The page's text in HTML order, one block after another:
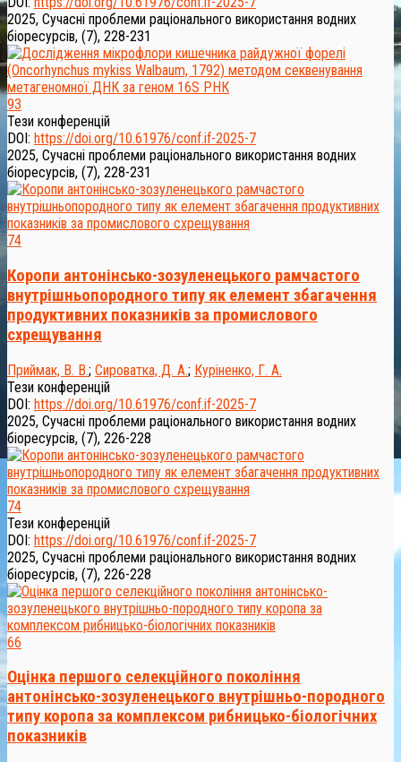
2025, Сучасні проблеми раціонального використання водних
біоресурсів, (7), 228-231
93
Тези конференцій
DOI: https://doi.org/10.61976/conf.if-2025-7
2025, Сучасні проблеми раціонального використання водних
біоресурсів, (7), 228-231
74
Коропи антонінсько-зозуленецького рамчастого
внутрішньопородного типу як елемент збагачення
продуктивних показників за промислового
схрещування
Приймак, В. В.; Сироватка, Д. А.; Куріненко, Г. А.
Тези конференцій
DOI: https://doi.org/10.61976/conf.if-2025-7
2025, Сучасні проблеми раціонального використання водних
біоресурсів, (7), 226-228
74
Тези конференцій
DOI: https://doi.org/10.61976/conf.if-2025-7
2025, Сучасні проблеми раціонального використання водних
біоресурсів, (7), 226-228
66
Оцінка першого селекційного покоління
антонінсько-зозуленецького внутрішньо-породного
типу коропа за комплексом рибницько-біологічних
показників